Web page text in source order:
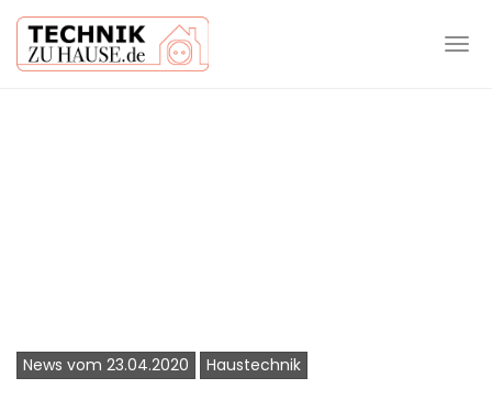
News vom 23.04.2020 Haustechnik